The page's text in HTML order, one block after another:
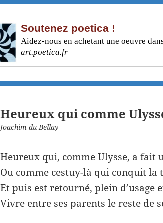
Soutenez poetica !
Aidez-nous en achetant une oeuvre
art.poetica.fr
Heureux qui comme
Joachim du Bellay
Heureux qui, comme Ulysse, a fait
Ou comme cestuy-là qui conquit la
Et puis est retourné, plein d’usage
Vivre entre ses parents le reste de